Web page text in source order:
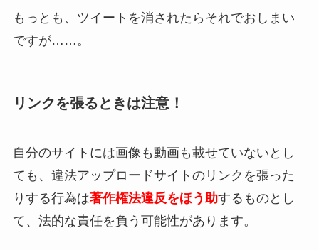
もっとも、ツイートを消されたらそれでおしまい
ですが……。
リンクを張るときは注意！
自分のサイトには画像も動画も載せていないとし
ても、違法アップロードサイトのリンクを張った
りする行為は著作権法違反をほう助するものとし
て、法的な責任を負う可能性があります。